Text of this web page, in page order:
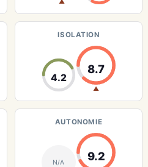
▲
ISOLATION
4.2
8.7
▲
AUTONOMIE
N/A 9.2